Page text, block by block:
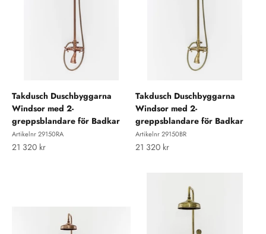
Takdusch Duschbyggarna
Windsor med 2-
greppsblandare för Badkar
Artikelnr 29150RA
REA-pris
21 320 kr
Takdusch Duschbyggarna
Windsor med 2-
greppsblandare för Badkar
Artikelnr 29150BR
REA-pris
21 320 kr